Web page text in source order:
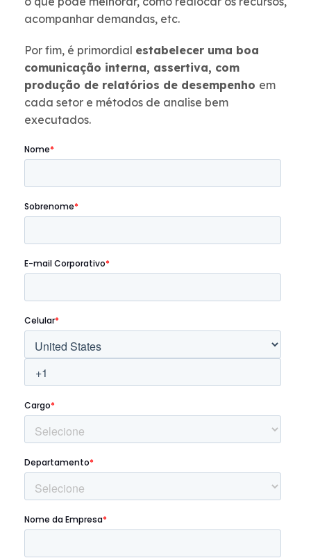
acompanhar demandas, etc.
Por fim, é primordial estabelecer uma boa
comunicação interna, assertiva, com
produção de relatórios de desempenho em
cada setor e métodos de analise bem
executados.